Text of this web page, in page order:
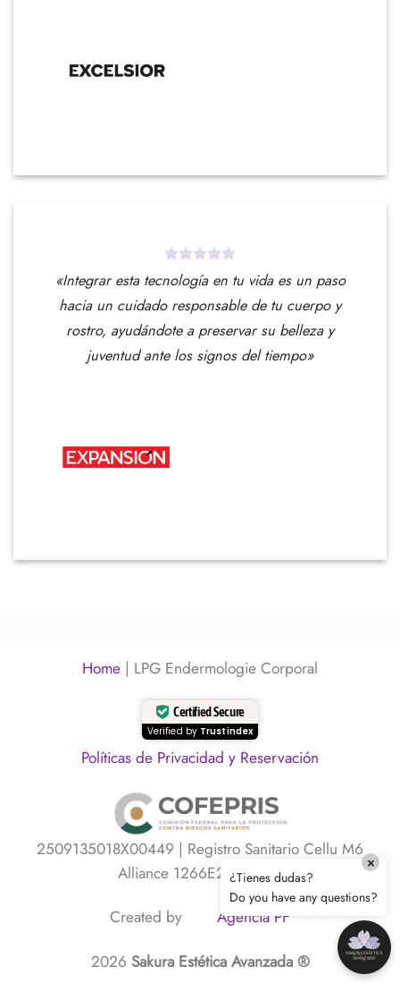
«Integrar esta tecnología en tu vida es un paso
hacia un cuidado responsable de tu cuerpo y
rostro, ayudándote a preservar su belleza y
juventud ante los signos del tiempo»
Home | LPG Endermologie Corporal
Certified Secure
Verified by Trustindex
Políticas de Privacidad y Reservación
2509135018X00449 | Registro Sanitario Cellu M6
Alliance 1266E2025 SSA
Created by Agencia PF
2026 Sakura Estética Avanzada ®
¿Tienes dudas?
Do you have any questions?
×